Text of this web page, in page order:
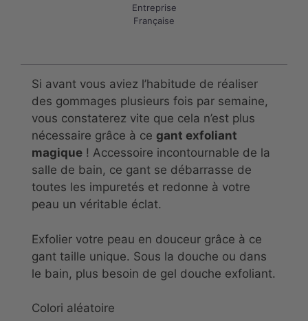
Entreprise
Française
Si avant vous aviez l’habitude de réaliser
des gommages plusieurs fois par semaine,
vous constaterez vite que cela n’est plus
nécessaire grâce à ce gant exfoliant
magique ! Accessoire incontournable de la
salle de bain, ce gant se débarrasse de
toutes les impuretés et redonne à votre
peau un véritable éclat.
Exfolier votre peau en douceur grâce à ce
gant taille unique. Sous la douche ou dans
le bain, plus besoin de gel douche exfoliant.
Colori aléatoire